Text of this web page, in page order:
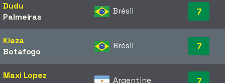
Dudu
Palmeiras
Brésil 7
Kieza
Botafogo
Brésil 7
Maxi Lopez
Argentine